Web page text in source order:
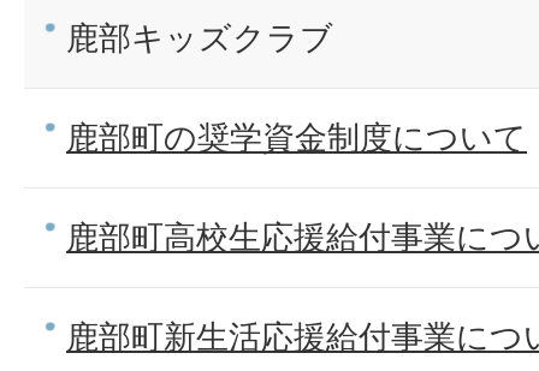
鹿部キッズクラブ
鹿部町の奨学資金制度について
鹿部町高校生応援給付事業につ
鹿部町新生活応援給付事業につ